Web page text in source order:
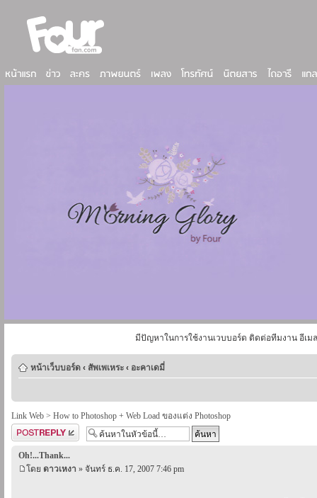
มีปัญหาในการใช้งานเวบบอร์ด ติดต่อทีมงาน อีเม
หน้าเว็บบอร์ด ‹ สัพเพเหระ ‹ อะคาเดมี่
Link Web > How to Photoshop + Web Load ของแต่ง Photoshop
ตอบกระทู้
Oh!...Thank...
โดย ดาวเหงา » จันทร์ ธ.ค. 17, 2007 7:46 pm